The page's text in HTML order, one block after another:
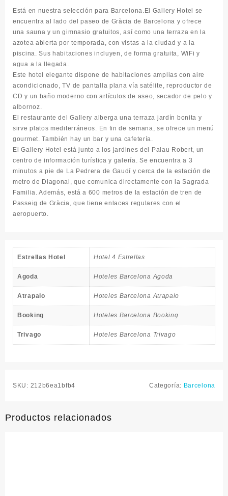
Está en nuestra selección para Barcelona.El Gallery Hotel se
encuentra al lado del paseo de Gràcia de Barcelona y ofrece
una sauna y un gimnasio gratuitos, así como una terraza en la
azotea abierta por temporada, con vistas a la ciudad y a la
piscina. Sus habitaciones incluyen, de forma gratuita, WiFi y
agua a la llegada.
Este hotel elegante dispone de habitaciones amplias con aire
acondicionado, TV de pantalla plana vía satélite, reproductor de
CD y un baño moderno con artículos de aseo, secador de pelo y
albornoz.
El restaurante del Gallery alberga una terraza jardín bonita y
sirve platos mediterráneos. En fin de semana, se ofrece un menú
gourmet. También hay un bar y una cafetería.
El Gallery Hotel está junto a los jardines del Palau Robert, un
centro de información turística y galería. Se encuentra a 3
minutos a pie de La Pedrera de Gaudí y cerca de la estación de
metro de Diagonal, que comunica directamente con la Sagrada
Familia. Además, está a 600 metros de la estación de tren de
Passeig de Gràcia, que tiene enlaces regulares con el
aeropuerto.
Estrellas Hotel Hotel 4 Estrellas
Agoda Hoteles Barcelona Agoda
Atrapalo Hoteles Barcelona Atrapalo
Booking Hoteles Barcelona Booking
Trivago Hoteles Barcelona Trivago
SKU: 212b6ea1bfb4 Categoría: Barcelona
Productos relacionados